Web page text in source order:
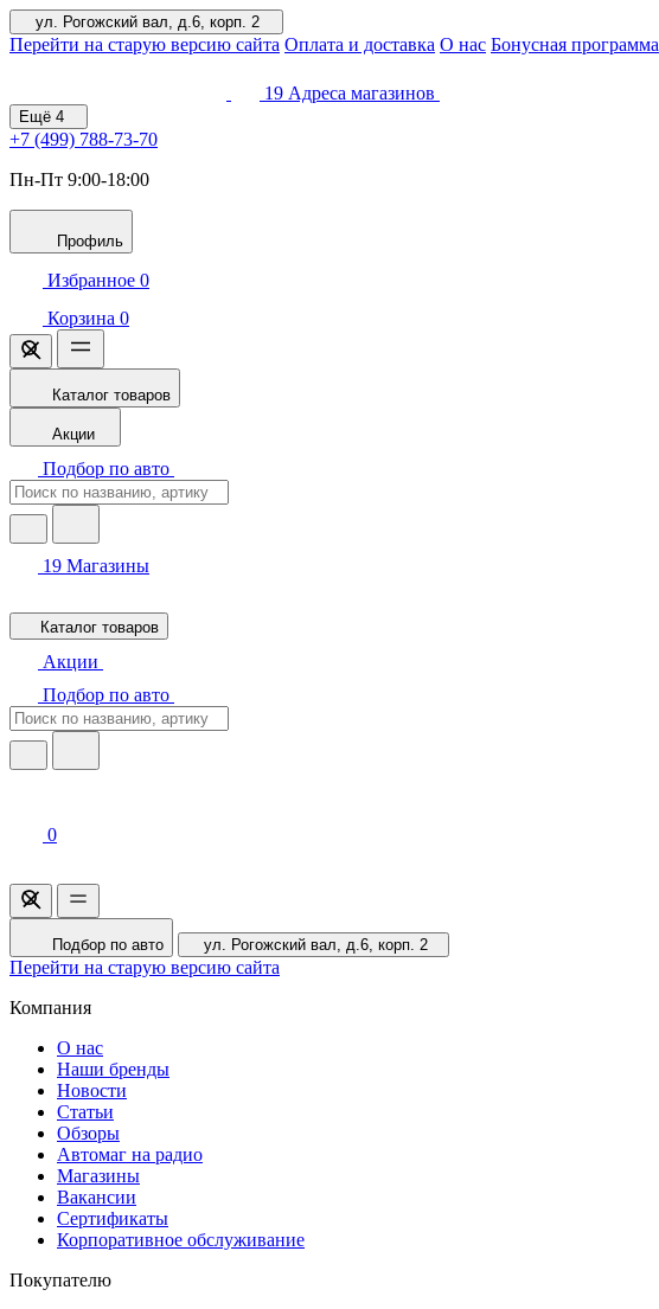
ул. Рогожский вал, д.6, корп. 2
Перейти на старую версию сайта Оплата и доставка О нас Бонусная программа
19 Адреса магазинов
Ещё 4
+7 (499) 788-73-70
Пн-Пт 9:00-18:00
Профиль
Избранное 0
Корзина 0
Каталог товаров
Акции
Подбор по авто
19 Магазины
Каталог товаров
Акции
Подбор по авто
0
Подбор по авто ул. Рогожский вал, д.6, корп. 2
Перейти на старую версию сайта
Компания
О нас
Наши бренды
Новости
Статьи
Обзоры
Автомаг на радио
Магазины
Вакансии
Сертификаты
Корпоративное обслуживание
Покупателю